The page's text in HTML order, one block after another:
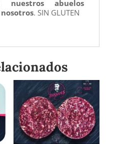
nuestros abuelos
. SIN GLUTEN